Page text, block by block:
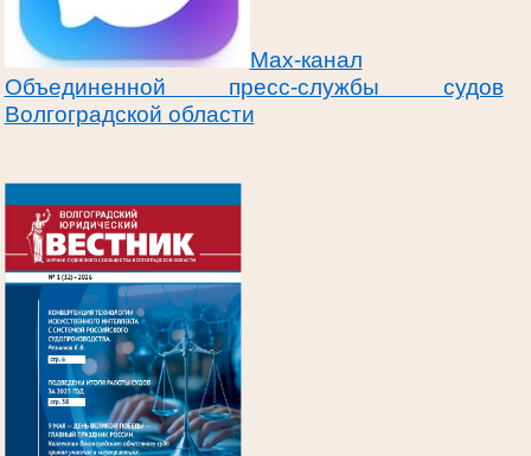
Max-канал
Объединенной пресс-службы судов
Волгоградской области